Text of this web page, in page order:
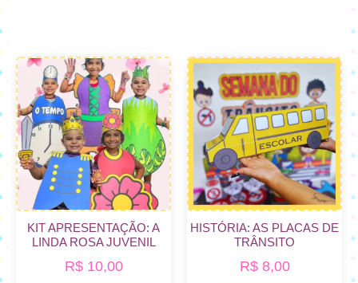
KIT APRESENTAÇÃO: A
LINDA ROSA JUVENIL
R$10,00
HISTÓRIA: AS PLACAS DE
TRÂNSITO
R$8,00